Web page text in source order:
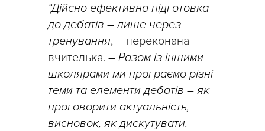
“Дійсно ефективна підготовка
до дебатів – лише через
тренування, – переконана
вчителька. – Разом із іншими
школярами ми програємо різні
теми та елементи дебатів – як
проговорити актуальність,
висновок, як дискутувати.